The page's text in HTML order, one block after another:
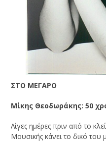
ΣΤΟ ΜΕΓΑΡΟ
Μίκης Θεοδωράκης: 50
Λίγες ημέρες πριν από το
Μουσικής κάνει το δικό του